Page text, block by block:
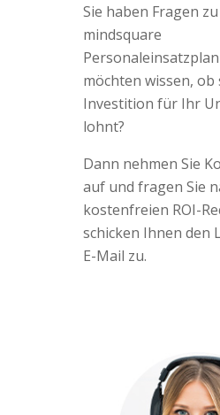
Sie haben Fragen
mindsquare
möchten wissen, ob
Investition für Ihr
lohnt?
Dann nehmen Sie
auf und fragen Sie
kostenfreien ROI-
schicken Ihnen den
E-Mail zu.